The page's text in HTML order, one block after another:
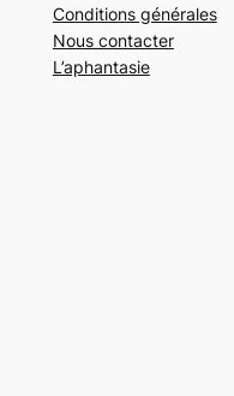
Conditions générales
Nous contacter
L’aphantasie